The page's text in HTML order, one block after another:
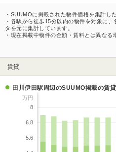
・SUUMOに掲載された物件価格を集計し
・各駅から徒歩15分以内の物件を対象に
タを元に集計しています。
・現在掲載中物件の金額・賃料とは異なる
賃貸
田川伊田駅周辺のSUUMO掲載の賃
万円
8
6.8
5.6